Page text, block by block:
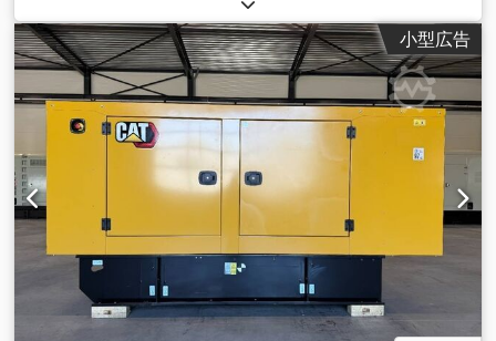
小型広告